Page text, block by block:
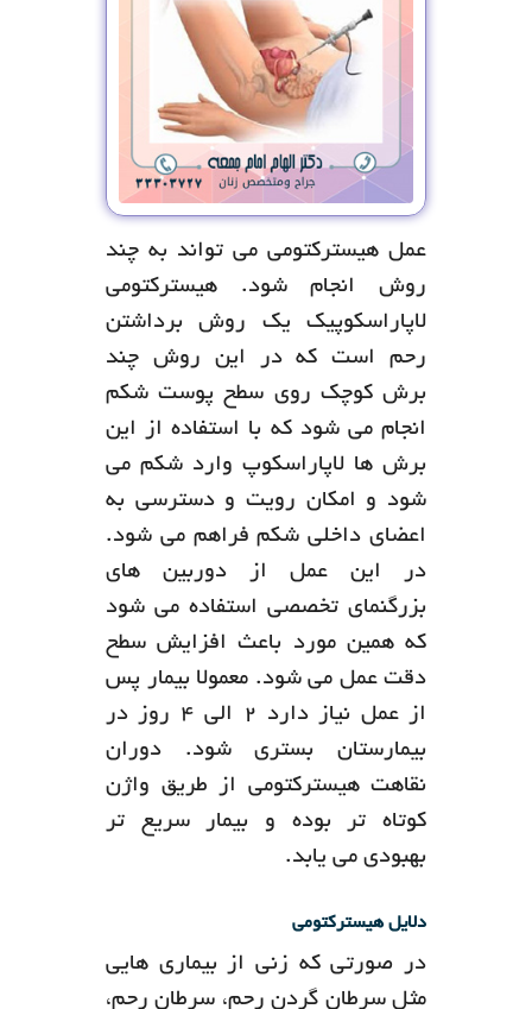
عمل هیسترکتومی می تواند به چند
روش انجام شود. هیسترکتومی
لاپاراسکوپیک یک روش برداشتن
رحم است که در این روش چند
برش کوچک روی سطح پوست شکم
انجام می شود که با استفاده از این
برش ها لاپاراسکوپ وارد شکم می
شود و امکان رویت و دسترسی به
اعضای داخلی شکم فراهم می شود.
در این عمل از دوربین های
بزرگنمای تخصصی استفاده می شود
که همین مورد باعث افزایش سطح
دقت عمل می شود. معمولا بیمار پس
از عمل نیاز دارد 2 الی 4 روز در
بیمارستان بستری شود. دوران
نقاهت هیسترکتومی از طریق واژن
کوتاه تر بوده و بیمار سریع تر
بهبودی می یابد.
دلایل هیسترکتومی
در صورتی که زنی از بیماری هایی
مثل سرطان گردن رحم، سرطان رحم،